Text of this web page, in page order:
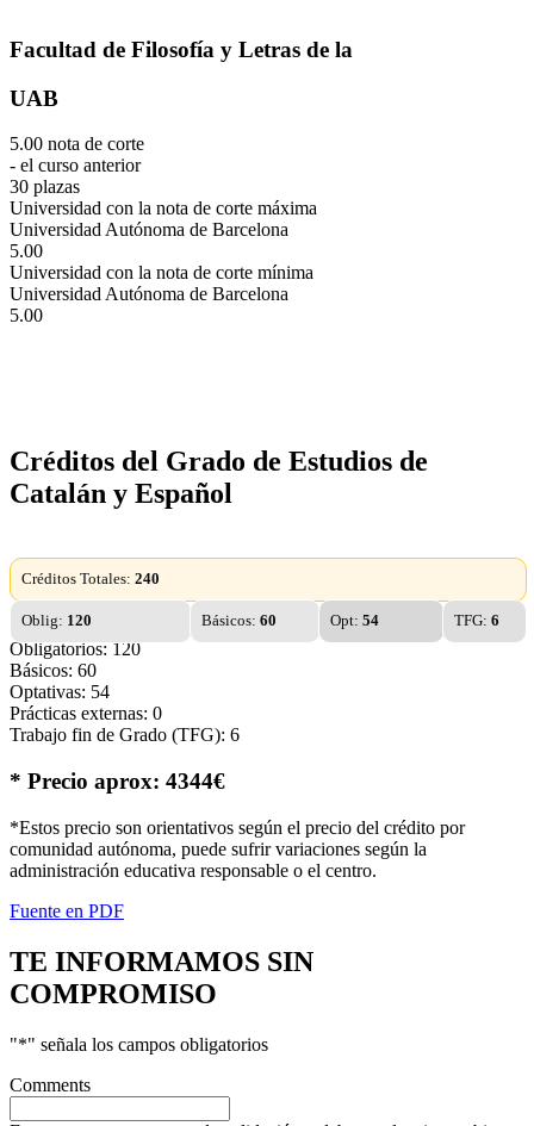
Facultad de Filosofía y Letras de la
UAB
5.00 nota de corte
- el curso anterior
30 plazas
Universidad con la nota de corte máxima
Universidad Autónoma de Barcelona
5.00
Universidad con la nota de corte mínima
Universidad Autónoma de Barcelona
5.00
Créditos del Grado de Estudios de
Catalán y Español
Créditos Totales: 240
Oblig: 120 Básicos:60 Opt:54 TFG: 6
Obligatorios: 120
Básicos: 60
Optativas: 54
Prácticas externas: 0
Trabajo fin de Grado (TFG): 6
* Precio aprox: 4344€
*Estos precio son orientativos según el precio del crédito por
comunidad autónoma, puede sufrir variaciones según la
administración educativa responsable o el centro.
Fuente en PDF
TE INFORMAMOS SIN
COMPROMISO
"*" señala los campos obligatorios
Comments